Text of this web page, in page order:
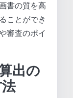
書の質を高
ことができ
審査のポイ
出の